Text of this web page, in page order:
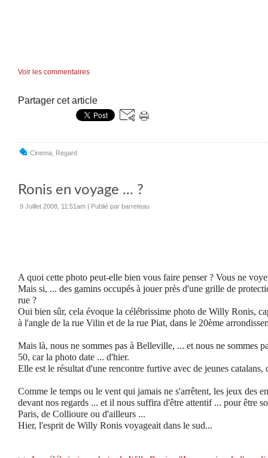
Voir les commentaires
Partager cet article
Cinema Regard
Ronis en voyage ... ?
9 Juillet 2008, 11:51am | Publié par barreteau
A quoi cette photo peut-elle bien vous faire penser ? Vous ne
Mais si, ... des gamins occupés à jouer près d'une grille de
rue ?
Oui bien sûr, cela évoque la célébrissime photo de Willy Ronis,
à l'angle de la rue Vilin et de la rue Piat, dans le 20ème
Mais là, nous ne sommes pas à Belleville, ... et nous ne sommes
50, car la photo date ... d'hier.
Elle est le résultat d'une rencontre furtive avec de jeunes
Comme le temps ou le vent qui jamais ne s'arrêtent, les jeux des
devant nos regards ... et il nous suffira d'être attentif ... pour être
Paris, de Collioure ou d'ailleurs ...
Hier, l'esprit de Willy Ronis voyageait dans le sud...